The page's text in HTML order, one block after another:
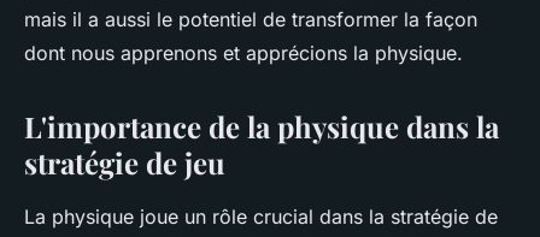
mais il a aussi le potentiel de transformer la façon
dont nous apprenons et apprécions la physique.
L'importance de la physique dans la
stratégie de jeu
La physique joue un rôle crucial dans la stratégie de